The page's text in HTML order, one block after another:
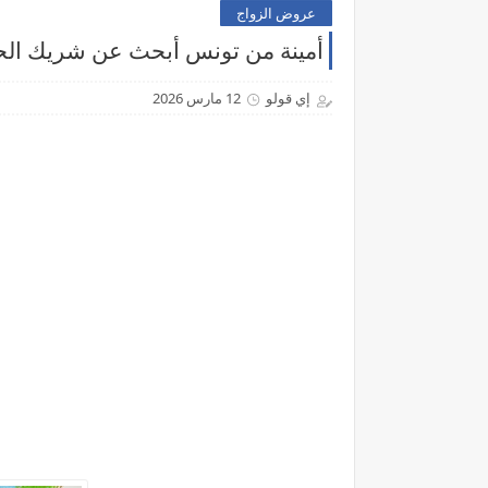
عروض الزواج
أمينة من تونس أبحث عن شريك
إي قولو 12 مارس 2026